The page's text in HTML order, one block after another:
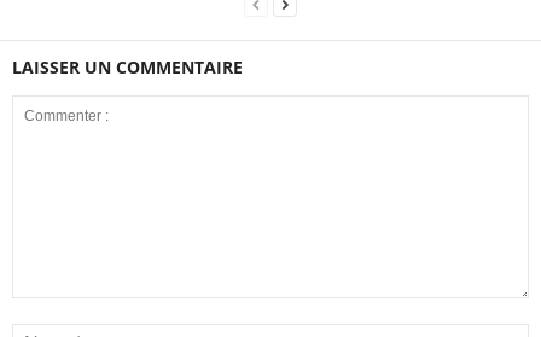
LAISSER UN COMMENTAIRE